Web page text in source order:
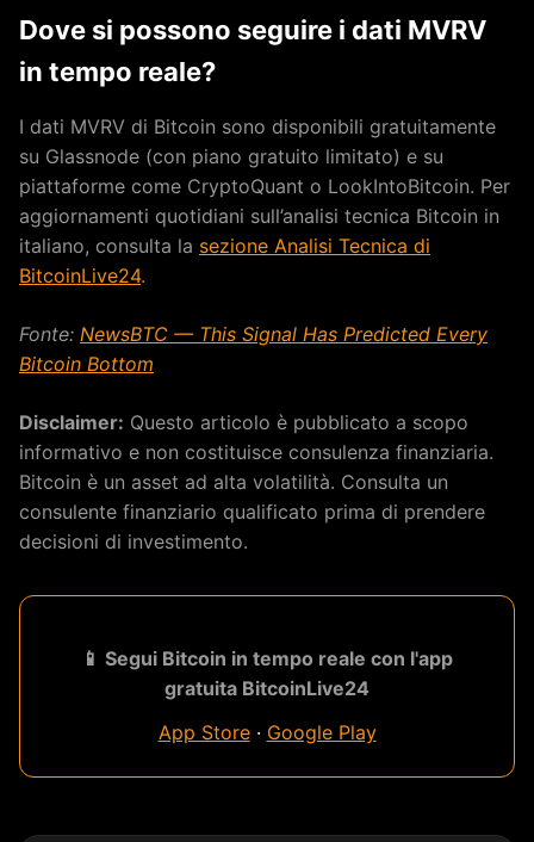
Dove si possono seguire i dati MVRV
in tempo reale?
I dati MVRV di Bitcoin sono disponibili gratuitamente
su Glassnode (con piano gratuito limitato) e su
piattaforme come CryptoQuant o LookIntoBitcoin. Per
aggiornamenti quotidiani sull’analisi tecnica Bitcoin in
italiano, consulta la sezione Analisi Tecnica di
BitcoinLive24.
Fonte: NewsBTC — This Signal Has Predicted Every
Bitcoin Bottom
Disclaimer: Questo articolo è pubblicato a scopo
informativo e non costituisce consulenza finanziaria.
Bitcoin è un asset ad alta volatilità. Consulta un
consulente finanziario qualificato prima di prendere
decisioni di investimento.
📱 Segui Bitcoin in tempo reale con l'app
gratuita BitcoinLive24
App Store· Google Play